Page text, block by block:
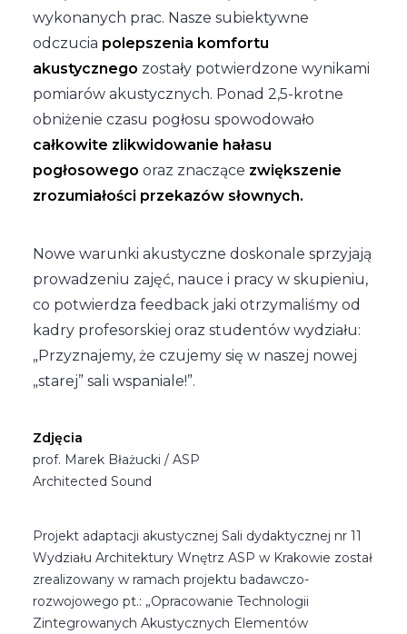
wykonanych prac. Nasze subiektywne
odczucia polepszenia komfortu
akustycznego zostały potwierdzone wynikami
pomiarów akustycznych. Ponad 2,5-krotne
obniżenie czasu pogłosu spowodowało
całkowite zlikwidowanie hałasu
pogłosowego oraz znaczące zwiększenie
zrozumiałości przekazów słownych.
Nowe warunki akustyczne doskonale sprzyjają
prowadzeniu zajęć, nauce i pracy w skupieniu,
co potwierdza feedback jaki otrzymaliśmy od
kadry profesorskiej oraz studentów wydziału:
„Przyznajemy, że czujemy się w naszej nowej
„starej” sali wspaniale!”.
Zdjęcia
prof. Marek Błażucki / ASP
Architected Sound
Projekt adaptacji akustycznej Sali dydaktycznej nr 11
Wydziału Architektury Wnętrz ASP w Krakowie został
zrealizowany w ramach projektu badawczo-
rozwojowego pt.: „Opracowanie Technologii
Zintegrowanych Akustycznych Elementów